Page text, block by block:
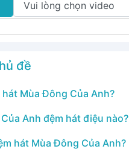
đề
hát Mùa Đông Của Anh?
Anh đệm hát điệu nào?
hát Mùa Đông Của Anh?